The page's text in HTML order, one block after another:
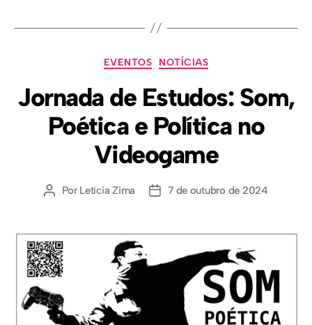
EVENTOS NOTÍCIAS
Jornada de Estudos: Som,
Poética e Política no
Videogame
Por Letícia Zima 7 de outubro de 2024